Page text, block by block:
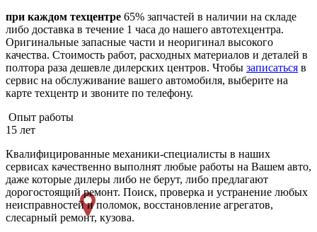
при каждом техцентре 65% запчастей в наличии на складе
либо доставка в течение 1 часа до нашего автотехцентра.
Оригинальные запасные части и неоригинал высокого
качества. Стоимость работ, расходных материалов и деталей в
полтора раза дешевле дилерских центров. Чтобы записаться в
сервис на обслуживание вашего автомобиля, выберите на
карте техцентр и звоните по телефону.
Опыт работы
15 лет
Квалифицированные механики-специалисты в наших
сервисах качественно выполнят любые работы на Вашем авто,
даже которые дилеры либо не берут, либо предлагают
дорогостоящий ремонт. Поиск, проверка и устранение любых
неисправностей и поломок, восстановление агрегатов,
слесарный ремонт, кузова.